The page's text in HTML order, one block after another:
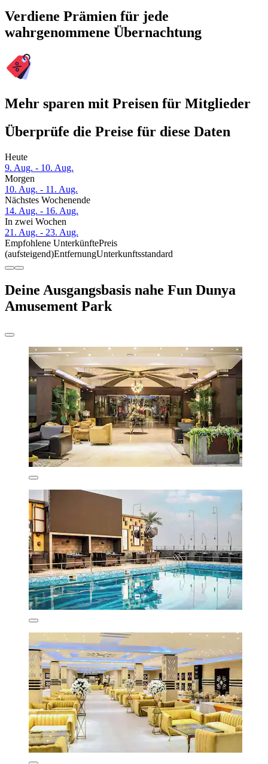
Verdiene Prämien für jede
wahrgenommene Übernachtung
Mehr sparen mit Preisen für Mitglieder
Überprüfe die Preise für diese Daten
Heute
9. Aug. - 10. Aug.
Morgen
10. Aug. - 11. Aug.
Nächstes Wochenende
14. Aug. - 16. Aug.
In zwei Wochen
21. Aug. - 23. Aug.
Empfohlene UnterkünftePreis
(aufsteigend)EntfernungUnterkunftsstandard
Deine Ausgangsbasis nahe Fun Dunya
Amusement Park